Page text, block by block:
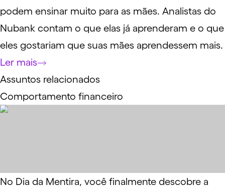
podem ensinar muito para as mães. Analistas do
Nubank contam o que elas já aprenderam e o que
eles gostariam que suas mães aprendessem mais.
Ler mais
Assuntos relacionados
Comportamento financeiro
No Dia da Mentira, você finalmente descobre a